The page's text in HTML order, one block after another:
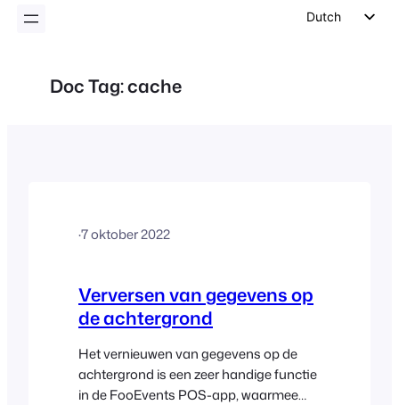
inhoud
Dutch
Doc Tag:cache
·7 oktober 2022
Verversen van gegevens op
de achtergrond
Het vernieuwen van gegevens op de
achtergrond is een zeer handige functie
in de FooEvents POS-app, waarmee